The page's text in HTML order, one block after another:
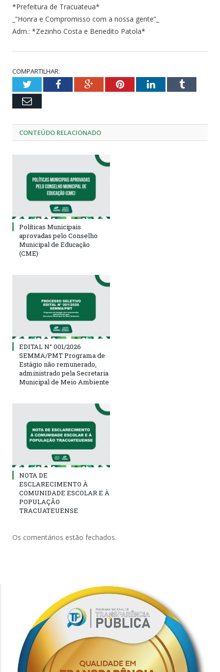
*Prefeitura de Tracuateua*
_”Honra e Compromisso com a nossa gente”_
Adm.: *Zezinho Costa e Benedito Patola*
COMPARTILHAR:
TwitterFacebookGoogle+PinterestLinkedInTumblr
Email
CONTEÚDO RELACIONADO
Políticas Municipais
aprovadas pelo Conselho
Municipal de Educação
(CME)
EDITAL N° 001/2026
SEMMA/PMT Programa de
Estágio não remunerado,
administrado pela Secretaria
Municipal de Meio Ambiente
NOTA DE
ESCLARECIMENTO À
COMUNIDADE ESCOLAR E À
POPULAÇÃO
TRACUATEUENSE
Os comentários estão fechados.